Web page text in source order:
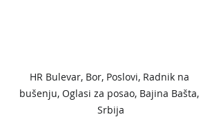
HR Bulevar, Bor, Poslovi, Radnik na
bušenju, Oglasi za posao, Bajina Bašta,
Srbija